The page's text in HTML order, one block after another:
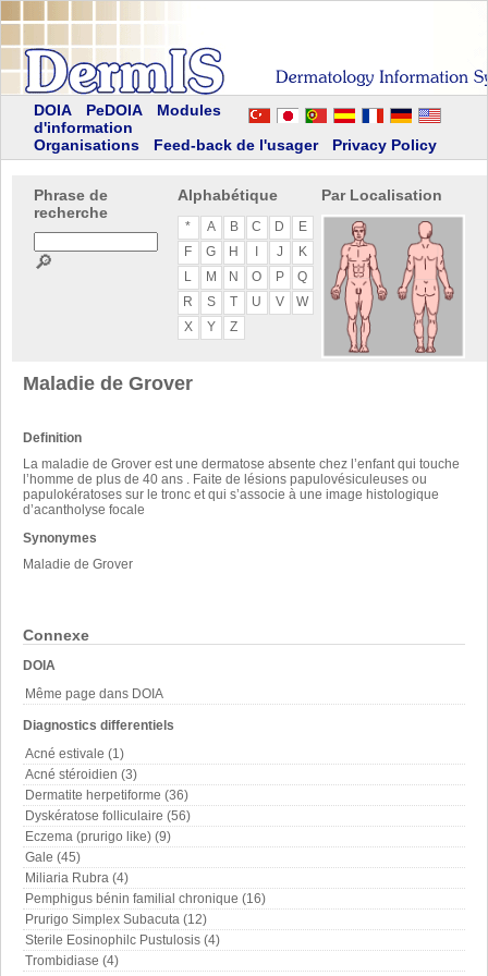
DOIA PeDOIA
Modules
d'information
Organisations
Feed-back de l'usager Privacy Policy
Phrase de
recherche
🔎
Alphabétique
* A B C D
E
F
G H J
K
L
M N O P
Q
R
S T U V
W
X
Y Z
Par Localisation
Connexe
DOIA
Même page dans DOIA
Diagnostics differentiels
Acné estivale (1)
Acné stéroidien (3)
Dermatite herpetiforme (36)
Dyskératose folliculaire (56)
Eczema (prurigo like) (9)
Gale (45)
Miliaria Rubra (4)
Pemphigus bénin familial chronique (16)
Prurigo Simplex Subacuta (12)
Sterile Eosinophilc Pustulosis (4)
Trombidiase (4)
Maladie de Grover
Definition
La maladie de Grover est une dermatose absente chez l’enfant qui touche
l’homme de plus de 40 ans . Faite de lésions papulovésiculeuses ou
papulokératoses sur le tronc et qui s’associe à une image histologique
d’acantholyse focale
Synonymes
Maladie de Grover